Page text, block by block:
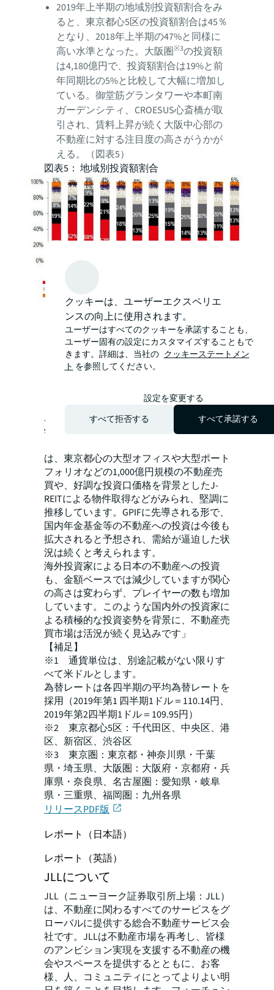
2019年上半期の地域別投資額割合をみ
ると、東京都心5区の投資額割合は45％
となり、2018年上半期の47%と同様に
高い水準となった。大阪圏※3の投資額
は4,180億円で、投資額割合は19%と前
年同期比の5%と比較して大幅に増加し
ている。御堂筋グランタワーや本町南
ガーデンシティ、CROESUS心斎橋が取
引され、賃料上昇が続く大阪中心部の
不動産に対する注目度の高さがうかが
える。（図表5）
図表5： 地域別投資額割合
プレイヤーの多様化や賃料上昇を背景
に、高値警戒感が緩和されつつあるこ
とから2019年の日本の不動産投資額は
2018年と同程度の4.2 兆円になると予測
する。不動産価格は高水準を維持し、
続くと考えられる。
JLLリサーチ事業部 チーフアナリスト 谷口
学は次のように述べています。
は、東京都心の大型オフィスや大型ポート
フォリオなどの1,000億円規模の不動産売
買や、好調な投資口価格を背景としたJ-
REITによる物件取得などがみられ、堅調に
推移しています。GPIFに先導される形で、
国内年金基金等の不動産への投資は今後も
拡大されると予想され、需給が逼迫した状
況は続くと考えられます。
海外投資家による日本の不動産への投資
も、金額ベースでは減少していますが関心
の高さは変わらず、プレイヤーの数も増加
しています。このような国内外の投資家に
よる積極的な投資姿勢を背景に、不動産売
買市場は活況が続く見込みです」
【補足】
※1 通貨単位は、別途記載がない限りす
べて米ドルとします。
為替レートは各四半期の平均為替レートを
採用（2019年第1 四半期1ドル＝110.14円、
2019年第2四半期1ドル＝109.95円）
※2 東京都心5区：千代田区、中央区、港
区、新宿区、渋谷区
※3 東京圏：東京都・神奈川県・千葉
県・埼玉県、大阪圏：大阪府・京都府・兵
庫県・奈良県、名古屋圏：愛知県・岐阜
県・三重県、福岡圏：九州各県
リリースPDF版
レポート（日本語）
レポート（英語）
JLLについて
JLL（ニューヨーク証券取引所上場：JLL）
は、不動産に関わるすべてのサービスをグ
ローバルに提供する総合不動産サービス会
社です。JLLは不動産市場を再考し、皆様
のアンビション実現を支援する不動産の機
会やスペースを提供するとともに、お客
様、人、コミュニティにとってよりよい明
クッキーは、ユーザーエクスペリエ
ンスの向上に使用されます。
ユーザーはすべてのクッキーを承諾することも、
ユーザー固有の設定にカスタマイズすることもで
きます。詳細は、当社の クッキーステートメン
ト を参照してください。
設定を変更する
すべて拒否する
すべて承諾する